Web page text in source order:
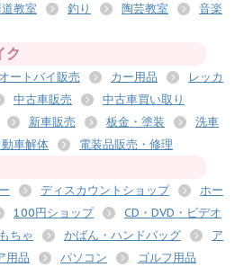
教室 釣り 陶芸教室
音楽
ク
オートバイ販売 カー用品
レッカ
中古車販売
中古車買い取り
新車販売 板金・塗装
洗車
動車解体 電装品販売・修理
ディスカウントショップ
ホー
100円ショップ
CD・DVD・ビデオ
ちゃ かばん・ハンドバッグ
ア
用品 パソコン
ゴルフ用品